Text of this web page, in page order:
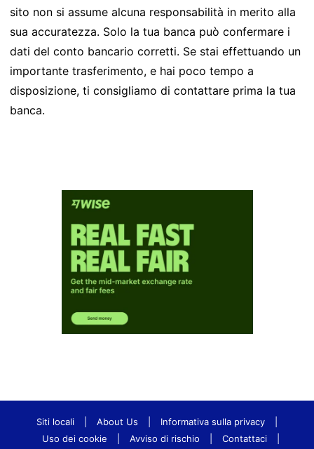
sito non si assume alcuna responsabilità in merito alla
sua accuratezza. Solo la tua banca può confermare i
dati del conto bancario corretti. Se stai effettuando un
importante trasferimento, e hai poco tempo a
disposizione, ti consigliamo di contattare prima la tua
banca.
Siti locali About Us Informativa sulla privacy
Uso dei cookie
Avviso di rischio Contattaci